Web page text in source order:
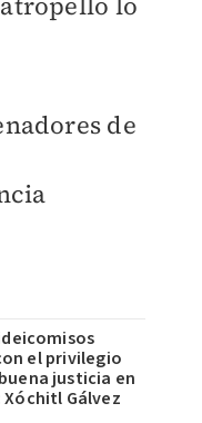
de
el privilegio
justicia en
Xóchitl Gálvez